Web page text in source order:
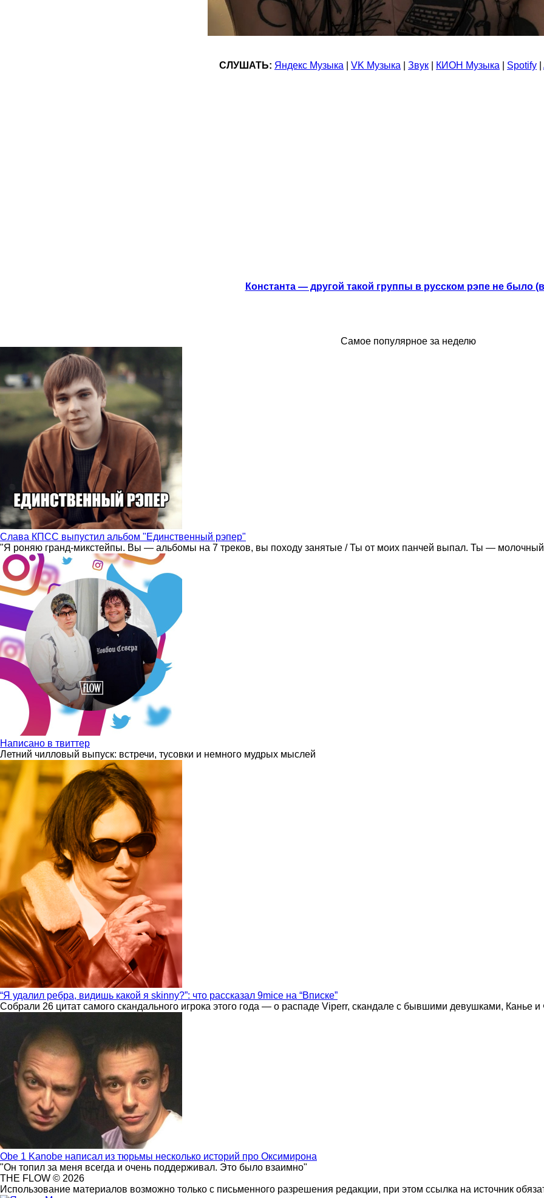
СЛУШАТЬ: Яндекс Музыка VK Музыка Звук КИОН Музыка Spotify
Константа — другой такой группы в русском рэпе не было
Самое популярное за неделю
Слава КПСС выпустил альбом "Единственный рэпер"
"Я роняю гранд-микстейпы. Вы — альбомы на 7 треков, вы походу занятые / Ты от моих панчей выпал. Ты —
Написано в твиттер
Летний чилловый выпуск: встречи, тусовки и немного мудрых мыслей
“Я удалил ребра, видишь какой я skinny?”: что рассказал 9mice на “Вписке”
Собрали 26 цитат самого скандального игрока этого года — о распаде Viperr, скандале с бывшими девушками, Канье
Obe 1 Kanobe написал из тюрьмы несколько историй про Оксимирона
"Он топил за меня всегда и очень поддерживал. Это было взаимно"
THE FLOW © 2026
Использование материалов возможно только с письменного разрешения редакции, при этом ссылка на источник